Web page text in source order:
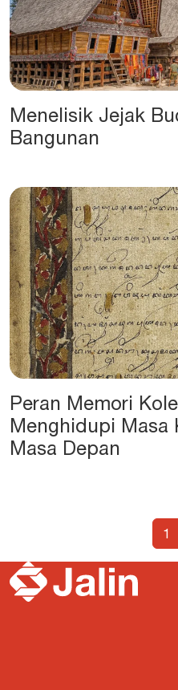
Menelisik Jejak
Bangunan
Peran Memori
Menghidupi Masa
Masa Depan
1